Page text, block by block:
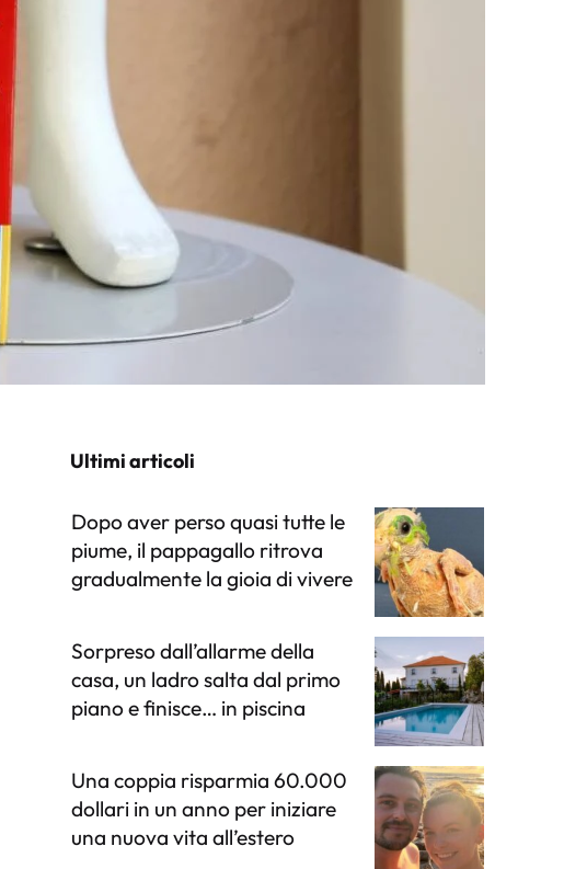
Ultimi articoli
Dopo aver perso quasi tutte le
piume, il pappagallo ritrova
gradualmente la gioia di vivere
Sorpreso dall’allarme della
casa, un ladro salta dal primo
piano e finisce… in piscina
Una coppia risparmia 60.000
dollari in un anno per iniziare
una nuova vita all’estero